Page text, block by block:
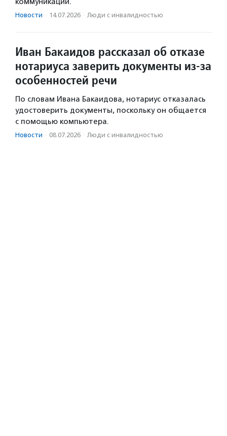
Новости · 14.07.2026 · Люди с инвалидностью
Иван Бакаидов рассказал об отказе
нотариуса заверить документы из-за
особенностей речи
По словам Ивана Бакаидова, нотариус отказалась
удостоверить документы, поскольку он общается
с помощью компьютера.
Новости · 08.07.2026 · Люди с инвалидностью